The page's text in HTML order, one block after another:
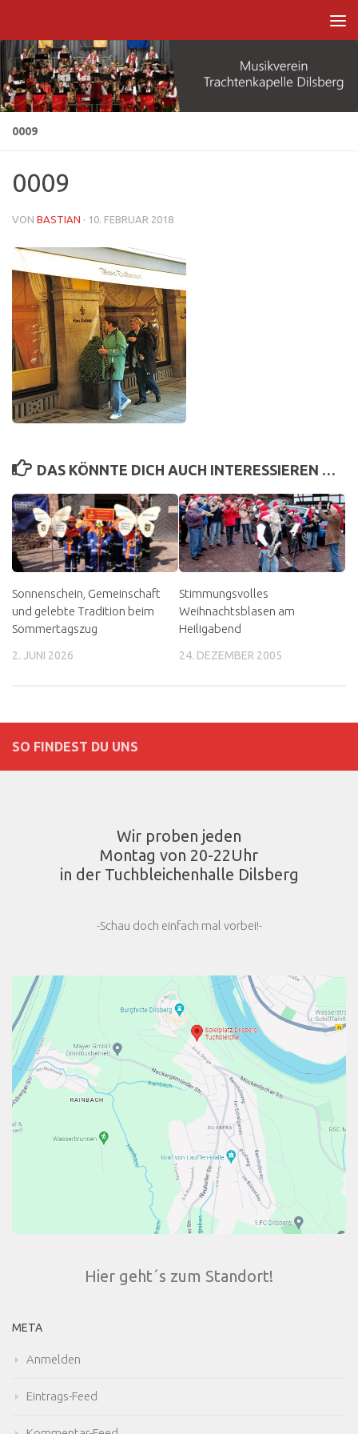
0009
0009
VON BASTIAN · 10. FEBRUAR 2018
DAS KÖNNTE DICH AUCH INTERESSIEREN …
Sonnenschein, Gemeinschaft
und gelebte Tradition beim
Sommertagszug
2. JUNI 2026
Stimmungsvolles
Weihnachtsblasen am
Heiligabend
24. DEZEMBER 2005
SO FINDEST DU UNS
Wir proben jeden
Montag von 20-22Uhr
in der Tuchbleichenhalle Dilsberg
-Schau doch einfach mal vorbei!-
Hier geht´s zum Standort!
META
Anmelden
Eintrags-Feed